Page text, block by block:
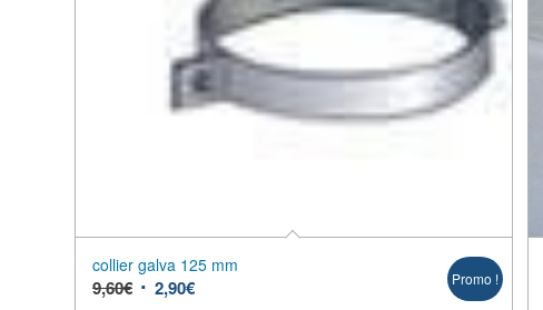
collier galva 125 mm
9,60€ 2,90€ Promo !